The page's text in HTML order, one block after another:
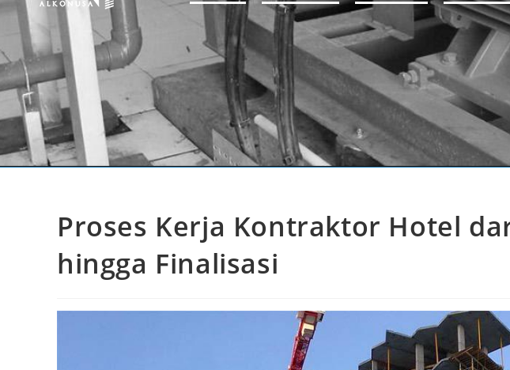
Proses Kerja Kontraktor Hotel
hingga Finalisasi